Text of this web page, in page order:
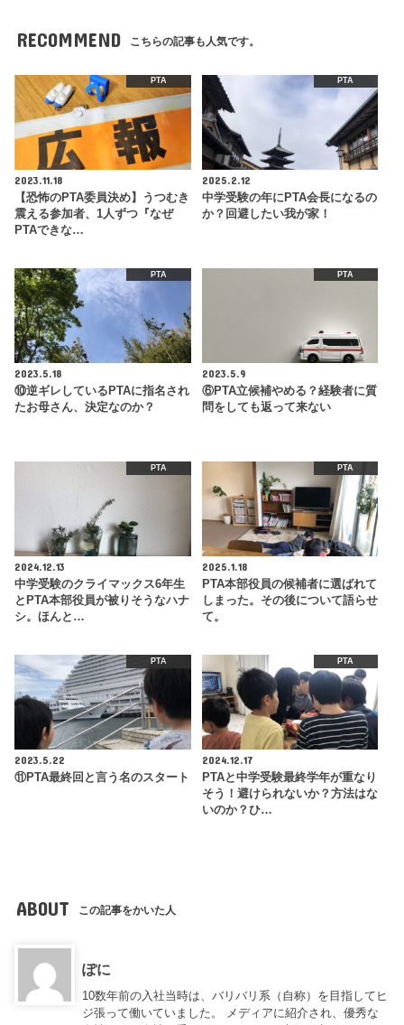
RECOMMEND こちらの記事も人気です。
PTA
2023.11.18
【恐怖のPTA委員決め】うつむき
震える参加者、1人ずつ『なぜ
PTAできな…
PTA
2025.2.12
中学受験の年にPTA会長になるの
か？回避したい我が家！
PTA
2023.5.18
⑩逆ギレしているPTAに指名され
たお母さん、決定なのか？
PTA
2023.5.9
⑥PTA立候補やめる？経験者に質
問をしても返って来ない
PTA
2024.12.13
中学受験のクライマックス6年生
とPTA本部役員が被りそうなハナ
シ。ほんと…
PTA
2025.1.18
PTA本部役員の候補者に選ばれて
しまった。その後について語らせ
て。
PTA
2023.5.22
⑪PTA最終回と言う名のスタート
PTA
2024.12.17
PTAと中学受験最終学年が重なり
そう！避けられないか？方法はな
いのか？ひ…
ABOUT この記事をかいた人
ぽに
10数年前の入社当時は、バリバリ系（自称）を目指してヒ
ジ張って働いていました。 メディアに紹介され、優秀な